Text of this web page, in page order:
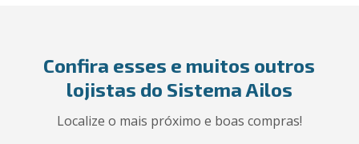
Confira esses e muitos outros
lojistas do Sistema Ailos
Localize o mais próximo e boas compras!